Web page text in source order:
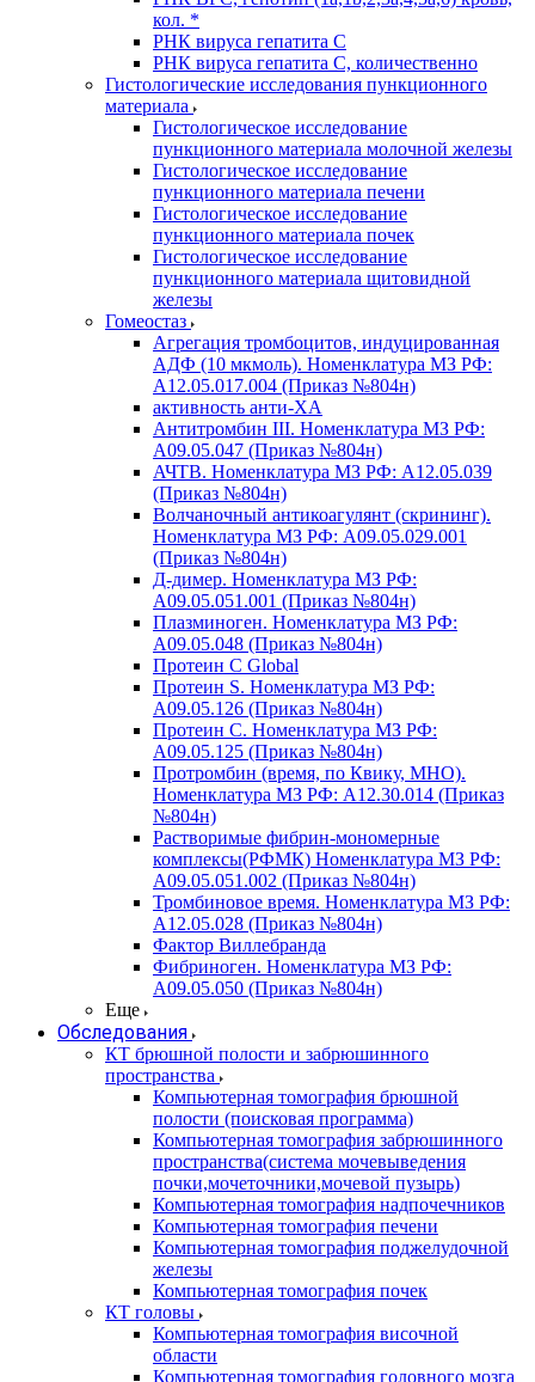
кол. *
РНК вируса гепатита C
РНК вируса гепатита C, количественно
Гистологические исследования пункционного
материала
Гистологическое исследование
пункционного материала молочной железы
Гистологическое исследование
пункционного материала печени
Гистологическое исследование
пункционного материала почек
Гистологическое исследование
пункционного материала щитовидной
железы
Гомеостаз
Агрегация тромбоцитов, индуцированная
АДФ (10 мкмоль). Номенклатура МЗ РФ:
A12.05.017.004 (Приказ №804н)
активность анти-ХА
Антитромбин III. Номенклатура МЗ РФ:
A09.05.047 (Приказ №804н)
АЧТВ. Номенклатура МЗ РФ: A12.05.039
(Приказ №804н)
Волчаночный антикоагулянт (скрининг).
Номенклатура МЗ РФ: A09.05.029.001
(Приказ №804н)
Д-димер. Номенклатура МЗ РФ:
A09.05.051.001 (Приказ №804н)
Плазминоген. Номенклатура МЗ РФ:
A09.05.048 (Приказ №804н)
Протеин C Global
Протеин S. Номенклатура МЗ РФ:
A09.05.126 (Приказ №804н)
Протеин С. Номенклатура МЗ РФ:
A09.05.125 (Приказ №804н)
Протромбин (время, по Квику, МНО).
Номенклатура МЗ РФ: A12.30.014 (Приказ
№804н)
Растворимые фибрин-мономерные
комплексы(РФМК) Номенклатура МЗ РФ:
A09.05.051.002 (Приказ №804н)
Тромбиновое время. Номенклатура МЗ РФ:
A12.05.028 (Приказ №804н)
Фактор Виллебранда
Фибриноген. Номенклатура МЗ РФ:
A09.05.050 (Приказ №804н)
Еще
Обследования
КТ брюшной полости и забрюшинного
пространства
Компьютерная томография брюшной
полости (поисковая программа)
Компьютерная томография забрюшинного
пространства(система мочевыведения
почки,мочеточники,мочевой пузырь)
Компьютерная томография надпочечников
Компьютерная томография печени
Компьютерная томография поджелудочной
железы
Компьютерная томография почек
КТ головы
Компьютерная томография височной
области
Компьютерная томография головного мозга